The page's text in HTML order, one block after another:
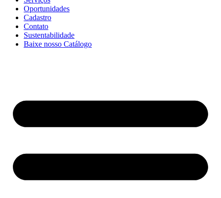
Oportunidades
Cadastro
Contato
Sustentabilidade
Baixe nosso Catálogo